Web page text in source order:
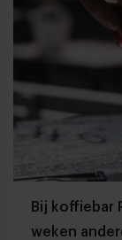
Bij koffiebar
weken